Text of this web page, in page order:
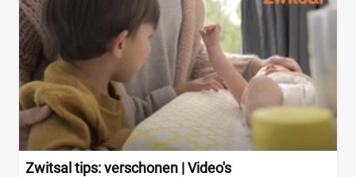
Zwitsal tips: verschonen | Video's